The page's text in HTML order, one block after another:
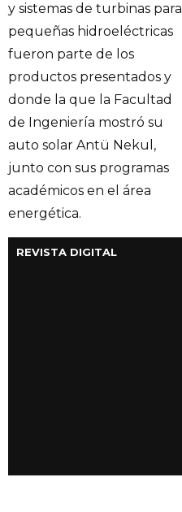
y sistemas de turbinas para
pequeñas hidroeléctricas
fueron parte de los
productos presentados y
donde la que la Facultad
de Ingeniería mostró su
auto solar Antü Nekul,
junto con sus programas
académicos en el área
energética.
REVISTA DIGITAL